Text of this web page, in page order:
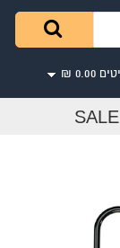
0.00 ₪
SALE